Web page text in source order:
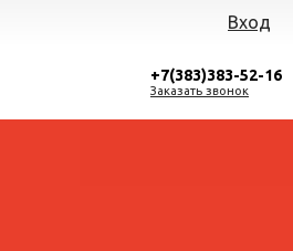
Вход
+7(383)383-52-16
Заказать звонок